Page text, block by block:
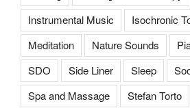
Instrumental Music
Isochronic
Meditation
Nature Sounds
SDO
Side Liner Sleep
Spa and Massage
Stefan Torto